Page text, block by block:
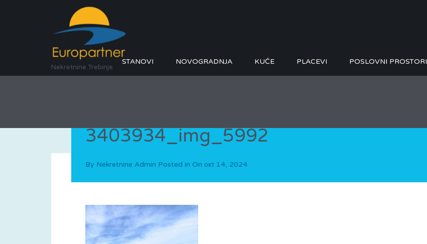
Nekretnine Trebinje
STANOVI NOVOGRADNJA KUĆE PLACEVI POSLOVNI PROSTORI
3403934_img_5992
By Nekretnine Admin Posted in On окт 14, 2024